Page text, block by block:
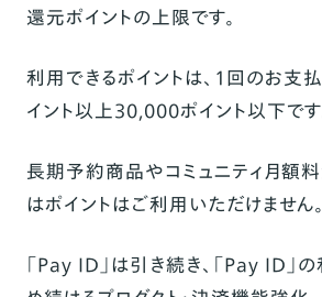
還元ポイントの上限です。
利用できるポイントは、1回のお支
イント以上30,000ポイント以下です
長期予約商品やコミュニティ月額
はポイントはご利用いただけません。
「Pay ID」は引き続き、「Pay ID」